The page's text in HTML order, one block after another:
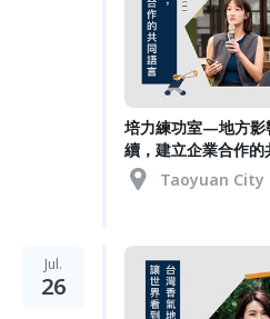
培力練功室—地方影
續，建立企業合作的
Taoyuan City
Jul.
26